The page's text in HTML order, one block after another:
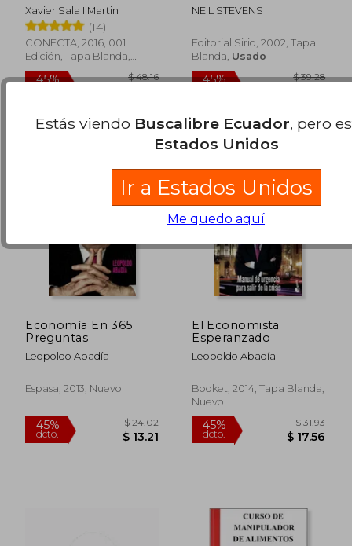
45%
dcto.
$ 36.29
$ 19.96
45%
dcto. $
Xavier Sala I Martin
(14)
CONECTA, 2016, 001
Edición, Tapa Blanda,
Nuevo
NEIL STEVENS
Editorial Sirio, 2002, Tapa
Blanda, Usado
Economía En 365
Preguntas
Leopoldo Abadía
Espasa, 2013, Nuevo
El Economista
Esperanzado
Leopoldo Abadía
Booket, 2014, Tapa Blanda,
Nuevo
Estás viendo Buscalibre Ecuador, pero
Estados Unidos
Ir a Estados Unidos
Me quedo aquí